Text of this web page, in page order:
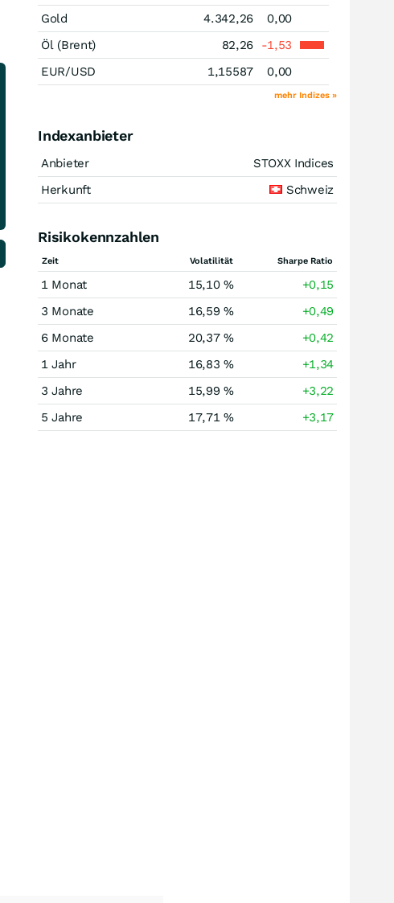
Gold
4.342,26
0,00
Öl (Brent)
82,26
-1,53
EUR/USD
1,15587 0,00
mehr Indizes »
Indexanbieter
Anbieter
STOXX Indices
Herkunft
Schweiz
Risikokennzahlen
Zeit Volatilität Sharpe Ratio
1 Monat 15,10 %
+0,15
3 Monate
16,59 %
+0,49
6 Monate
20,37 %
+0,42
1 Jahr
16,83 %
+1,34
3 Jahre
15,99 %
+3,22
5 Jahre
17,71 % +3,17